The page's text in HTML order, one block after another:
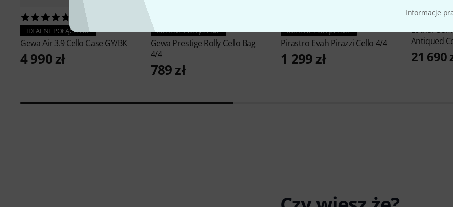
Informacje
IDEALNE POŁĄCZENIE
GewaAir 3.9 Cello Case GY/BK
4 990 zł
IDEALNE POŁĄCZENIE
Gewa Prestige Rolly Cello Bag
4/4
789 zł
IDEALNE POŁĄCZENIE
Pirastro Evah Pirazzi Cello 4/4
1 299 zł
Lothar
Antiqued
21 690